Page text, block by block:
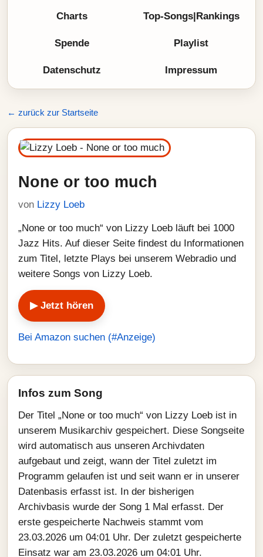
Charts Top-Songs|Rankings
Spende Playlist
Datenschutz Impressum
← zurück zur Startseite
None or too much
von Lizzy Loeb
„None or too much“ von Lizzy Loeb läuft bei 1000
Jazz Hits. Auf dieser Seite findest du Informationen
zum Titel, letzte Plays bei unserem Webradio und
weitere Songs von Lizzy Loeb.
▶ Jetzt hören
Bei Amazon suchen (#Anzeige)
Infos zum Song
Der Titel „None or too much“ von Lizzy Loeb ist in
unserem Musikarchiv gespeichert. Diese Songseite
wird automatisch aus unseren Archivdaten
aufgebaut und zeigt, wann der Titel zuletzt im
Programm gelaufen ist und seit wann er in unserer
Datenbasis erfasst ist. In der bisherigen
Archivbasis wurde der Song 1 Mal erfasst. Der
erste gespeicherte Nachweis stammt vom
23.03.2026 um 04:01 Uhr. Der zuletzt gespeicherte
Einsatz war am 23.03.2026 um 04:01 Uhr.